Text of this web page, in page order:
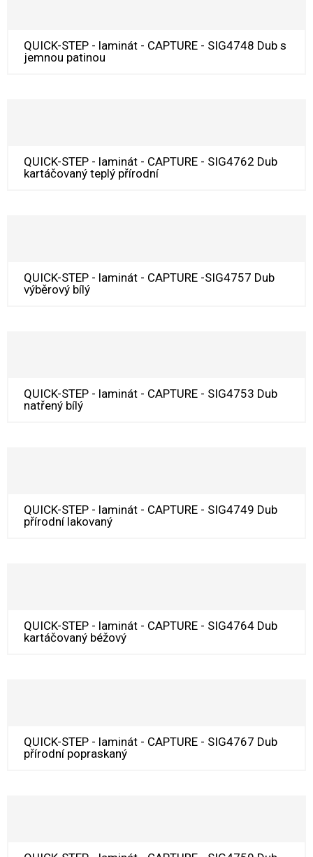
QUICK-STEP - laminát - CAPTURE - SIG4748 Dub s
jemnou patinou
QUICK-STEP - laminát - CAPTURE - SIG4762 Dub
kartáčovaný teplý přírodní
QUICK-STEP - laminát - CAPTURE -SIG4757 Dub
výběrový bílý
QUICK-STEP - laminát - CAPTURE - SIG4753 Dub
natřený bílý
QUICK-STEP - laminát - CAPTURE - SIG4749 Dub
přírodní lakovaný
QUICK-STEP - laminát - CAPTURE - SIG4764 Dub
kartáčovaný béžový
QUICK-STEP - laminát - CAPTURE - SIG4767 Dub
přírodní popraskaný